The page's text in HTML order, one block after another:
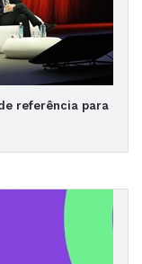
referência para